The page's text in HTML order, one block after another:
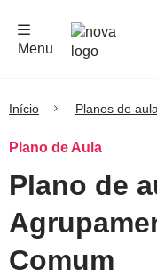
Menu
Início Planos de aula
Plano de Aula
Plano de
Comum